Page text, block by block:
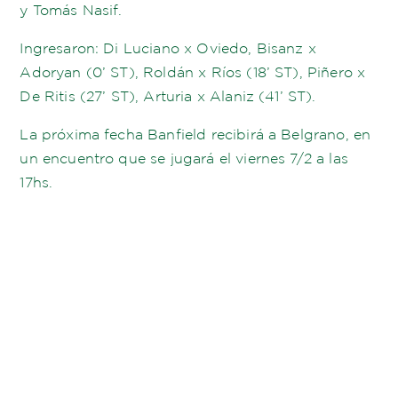
y Tomás Nasif.
Ingresaron: Di Luciano x Oviedo, Bisanz x
Adoryan (0’ ST), Roldán x Ríos (18’ ST), Piñero x
De Ritis (27’ ST), Arturia x Alaniz (41’ ST).
La próxima fecha Banfield recibirá a Belgrano, en
un encuentro que se jugará el viernes 7/2 a las
17hs.